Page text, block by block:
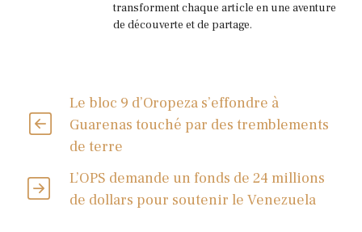
transforment chaque article en une aventure
de découverte et de partage.
Le bloc 9 d’Oropeza s’effondre à
Guarenas touché par des tremblements
de terre
L’OPS demande un fonds de 24 millions
de dollars pour soutenir le Venezuela